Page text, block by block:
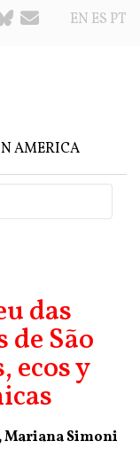
EN ES PT
AMERICA
das
São
ecos y
Mariana Simoni